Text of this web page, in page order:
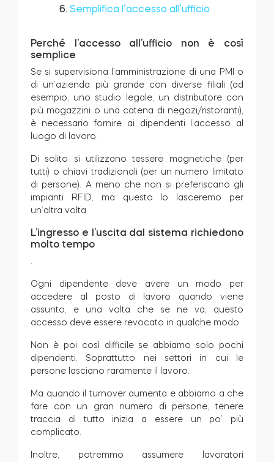
Semplifica l’accesso all’ufficio
Perché l’accesso all’ufficio non è così
semplice
Se si supervisiona l’amministrazione di una PMI o
di un’azienda più grande con diverse filiali (ad
esempio, uno studio legale, un distributore con
più magazzini o una catena di negozi/ristoranti),
è necessario fornire ai dipendenti l’accesso al
luogo di lavoro.
Di solito si utilizzano tessere magnetiche (per
tutti) o chiavi tradizionali (per un numero limitato
di persone). A meno che non si preferiscano gli
impianti RFID, ma questo lo lasceremo per
un’altra volta.
L’ingresso e l’uscita dal sistema richiedono
molto tempo
Ogni dipendente deve avere un modo per
accedere al posto di lavoro quando viene
assunto, e una volta che se ne va, questo
accesso deve essere revocato in qualche modo.
Non è poi così difficile se abbiamo solo pochi
dipendenti. Soprattutto nei settori in cui le
persone lasciano raramente il lavoro.
Ma quando il turnover aumenta e abbiamo a che
fare con un gran numero di persone, tenere
traccia di tutto inizia a essere un po’ più
complicato.
Inoltre, potremmo assumere lavoratori